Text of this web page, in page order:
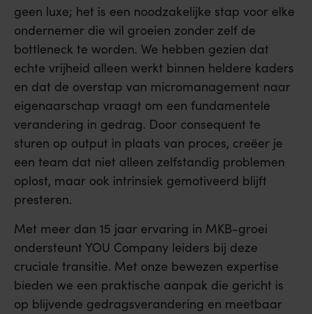
geen luxe; het is een noodzakelijke stap voor elke
ondernemer die wil groeien zonder zelf de
bottleneck te worden. We hebben gezien dat
echte vrijheid alleen werkt binnen heldere kaders
en dat de overstap van micromanagement naar
eigenaarschap vraagt om een fundamentele
verandering in gedrag. Door consequent te
sturen op output in plaats van proces, creëer je
een team dat niet alleen zelfstandig problemen
oplost, maar ook intrinsiek gemotiveerd blijft
presteren.
Met meer dan 15 jaar ervaring in MKB-groei
ondersteunt YOU Company leiders bij deze
cruciale transitie. Met onze bewezen expertise
bieden we een praktische aanpak die gericht is
op blijvende gedragsverandering en meetbaar